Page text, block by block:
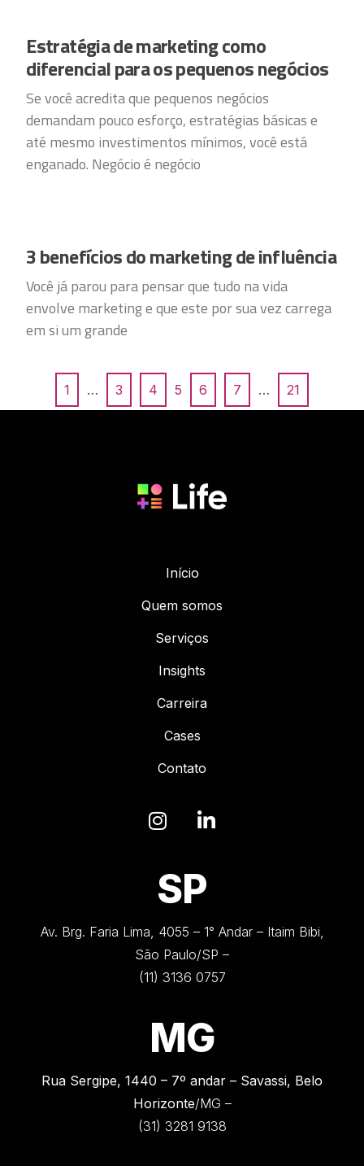
Estratégia de marketing como
diferencial para os pequenos negócios
Se você acredita que pequenos negócios
demandam pouco esforço, estratégias básicas e
até mesmo investimentos mínimos, você está
enganado. Negócio é negócio
3 benefícios do marketing de influência
Você já parou para pensar que tudo na vida
envolve marketing e que este por sua vez carrega
em si um grande
1 … 3 4 5 6 7 … 21
Início
Quem somos
Serviços
Insights
Carreira
Cases
Contato
SP
Av. Brg. Faria Lima, 4055 – 1° Andar – Itaim Bibi,
São Paulo/SP –
(11) 3136 0757
MG
Rua Sergipe, 1440 – 7º andar – Savassi, Belo
Horizonte/MG –
(31) 3281 9138